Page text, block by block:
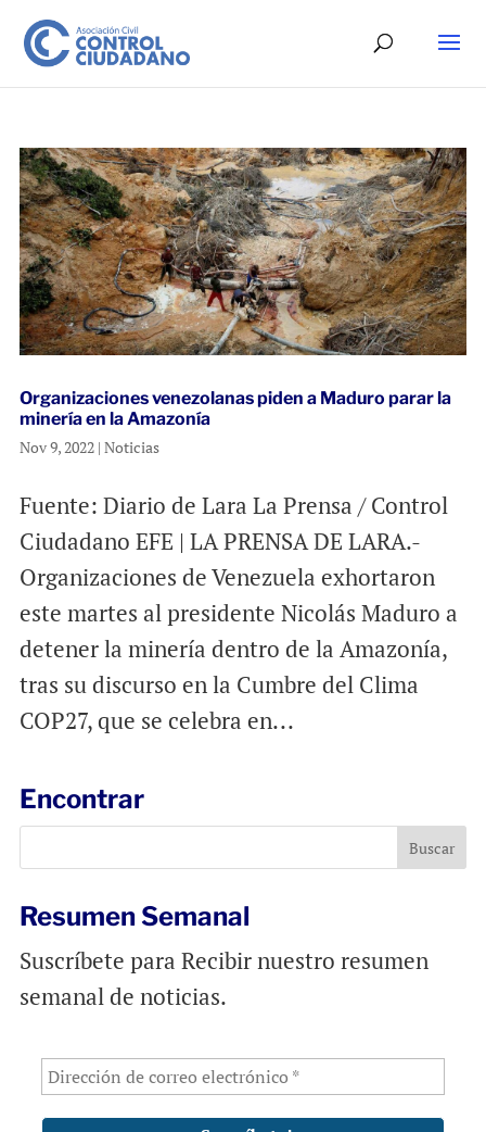
Organizaciones venezolanas piden a Maduro parar la
minería en la Amazonía
Nov 9, 2022| Noticias
Fuente: Diario de Lara La Prensa / Control
Ciudadano EFE | LA PRENSA DE LARA.-
Organizaciones de Venezuela exhortaron
este martes al presidente Nicolás Maduro a
detener la minería dentro de la Amazonía,
tras su discurso en la Cumbre del Clima
COP27, que se celebra en...
Encontrar
Resumen Semanal
Suscríbete para Recibir nuestro resumen
semanal de noticias.